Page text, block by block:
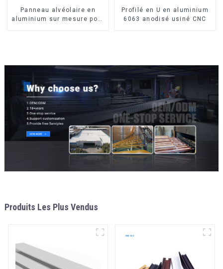
Panneau alvéolaire en
aluminium sur mesure pour
Profilé en U en aluminium
6063 anodisé usiné CNC
Produits Les Plus Vendus